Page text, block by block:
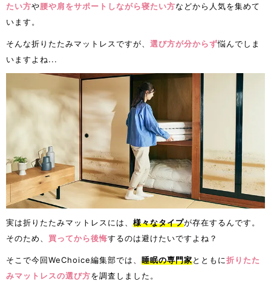
たい方や腰や肩をサポートしながら寝たい方などから人気を集めて
います。
そんな折りたたみマットレスですが、 選び方が分からず悩んでしま
いますよね...
実は折りたたみマットレスには、 様々なタイプが存在するんです。
そのため、 買ってから後悔するのは避けたいですよね？
そこで今回WeChoice編集部では、 睡眠の専門家とともに折りたた
みマットレスの選び方を調査しました。